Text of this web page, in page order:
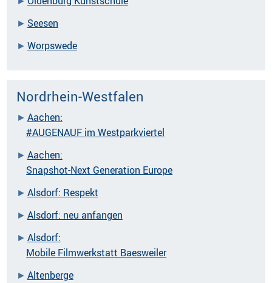
Seesen
Worpswede
Nordrhein-Westfalen
Aachen:
#AUGENAUF im Westparkviertel
Aachen:
Snapshot-Next Generation Europe
Alsdorf: Respekt
Alsdorf: neu anfangen
Alsdorf:
Mobile Filmwerkstatt Baesweiler
Altenberge